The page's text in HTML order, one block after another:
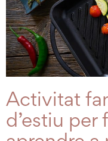
Activitat
d’estiu per